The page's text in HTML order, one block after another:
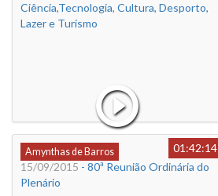
Ciência,Tecnologia, Cultura, Desporto,
Lazer e Turismo
Amynthas de Barros
01:42:14
15/09/2015 - 80ª Reunião Ordinária do
Plenário